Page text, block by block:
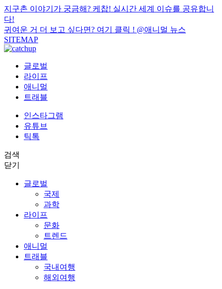
지구촌 이야기가 궁금해? 케찹! 실시간 세계 이슈를 공유합니
다!
귀여운 거 더 보고 싶다면? 여기 클릭 ! @애니멀 뉴스
SITEMAP
글로벌
라이프
애니멀
트래블
인스타그램
유튜브
틱톡
검색
닫기
글로벌
국제
과학
라이프
문화
트렌드
애니멀
트래블
국내여행
해외여행